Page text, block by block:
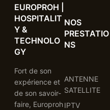
EUROPROH |
HOSPITALIT
Y &
TECHNOLO
GY
Fort de son
expérience et
de son savoir-
faire, Europroh
NOS
PRESTATIO
NS
ANTENNE
SATELLITE
IPTV